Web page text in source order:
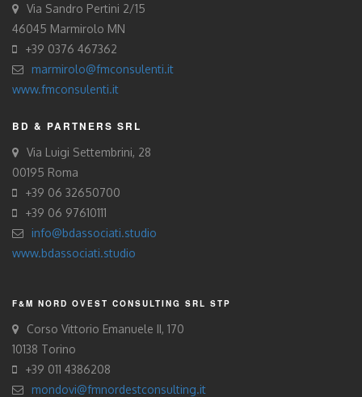
Via Sandro Pertini 2/15
46045 Marmirolo MN
+39 0376 467362
marmirolo@fmconsulenti.it
www.fmconsulenti.it
BD & PARTNERS SRL
Via Luigi Settembrini, 28
00195 Roma
+39 06 32650700
+39 06 97610111
info@bdassociati.studio
www.bdassociati.studio
F&M NORD OVEST CONSULTING SRL STP
Corso Vittorio Emanuele II, 170
10138 Torino
+39 011 4386208
mondovi@fmnordestconsulting.it